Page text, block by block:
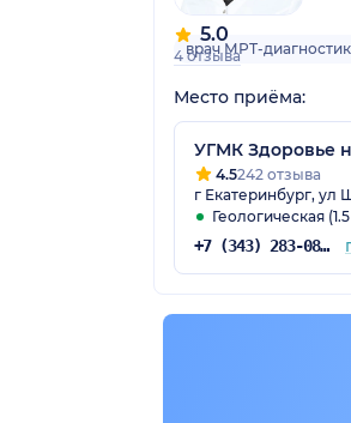
5.0
4 отзыва
врач МРТ-
Место приёма:
УГМК Здоровье
4.5242 отзыва
г Екатеринбург, ул
Геологическая
+7 (343) 283-08-08